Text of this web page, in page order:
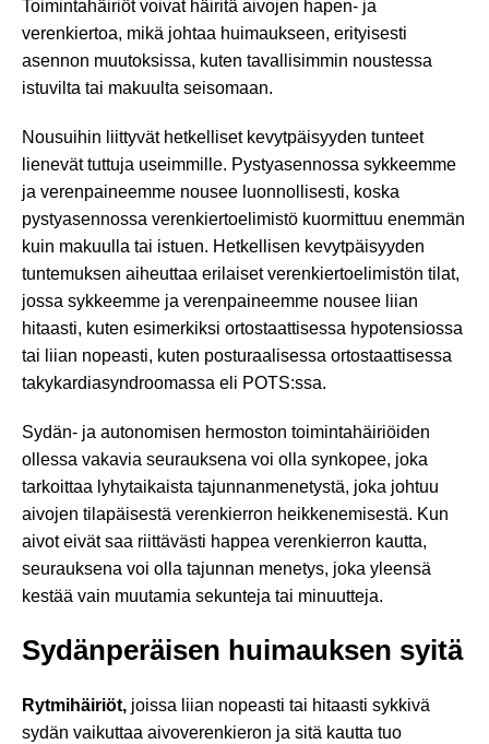
Toimintahäiriöt voivat häiritä aivojen hapen- ja
verenkiertoa, mikä johtaa huimaukseen, erityisesti
asennon muutoksissa, kuten tavallisimmin noustessa
istuvilta tai makuulta seisomaan.
Nousuihin liittyvät hetkelliset kevytpäisyyden tunteet
lienevät tuttuja useimmille. Pystyasennossa sykkeemme
ja verenpaineemme nousee luonnollisesti, koska
pystyasennossa verenkiertoelimistö kuormittuu enemmän
kuin makuulla tai istuen. Hetkellisen kevytpäisyyden
tuntemuksen aiheuttaa erilaiset verenkiertoelimistön tilat,
jossa sykkeemme ja verenpaineemme nousee liian
hitaasti, kuten esimerkiksi ortostaattisessa hypotensiossa
tai liian nopeasti, kuten posturaalisessa ortostaattisessa
takykardiasyndroomassa eli POTS:ssa.
Sydän- ja autonomisen hermoston toimintahäiriöiden
ollessa vakavia seurauksena voi olla synkopee, joka
tarkoittaa lyhytaikaista tajunnanmenetystä, joka johtuu
aivojen tilapäisestä verenkierron heikkenemisestä. Kun
aivot eivät saa riittävästi happea verenkierron kautta,
seurauksena voi olla tajunnan menetys, joka yleensä
kestää vain muutamia sekunteja tai minuutteja.
Sydänperäisen huimauksen syitä
Rytmihäiriöt, joissa liian nopeasti tai hitaasti sykkivä
sydän vaikuttaa aivoverenkieron ja sitä kautta tuo